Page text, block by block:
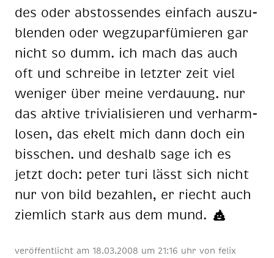
des oder ab­stos­sen­des ein­fach aus­zu­
blen­den oder weg­zu­par­fü­mie­ren gar
nicht so dumm. ich mach das auch
oft und schrei­be in letz­ter zeit viel
we­ni­ger über mei­ne ver­dau­ung. nur
das ak­ti­ve tri­via­li­sie­ren und ver­harm­
lo­sen, das ekelt mich dann doch ein
biss­chen. und des­halb sage ich es
jetzt doch: pe­ter turi lässt sich nicht
nur von bild be­zah­len, er riecht auch
ziem­lich stark aus dem mund.
veröffentlicht am 18 03 2008 um 21:16 uhr von felix